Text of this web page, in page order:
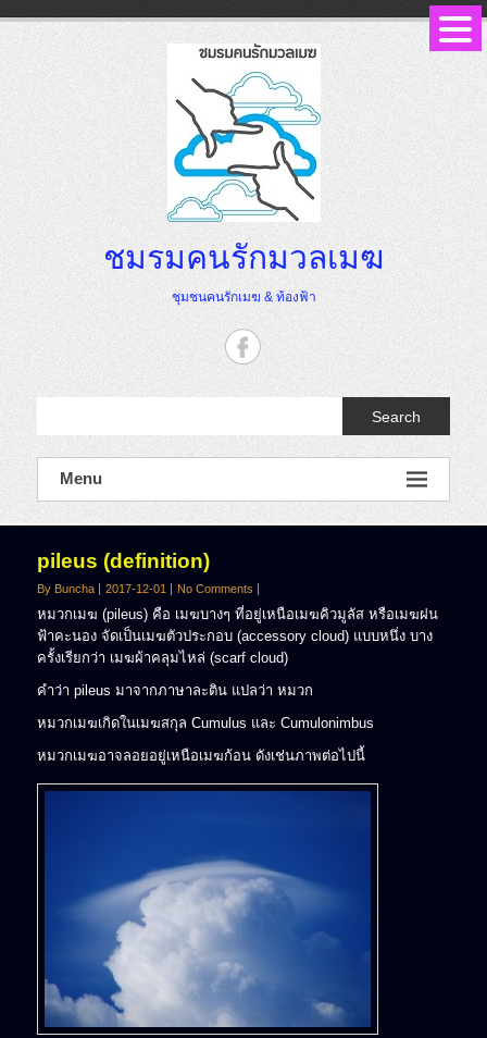
ชมรมคนรักมวลเมฆ
ชุมชนคนรักเมฆ & ท้องฟ้า
Search
Menu
pileus (definition)
By Buncha 2017-12-01 No Comments
หมวกเมฆ (pileus) คือ เมฆบางๆ ที่อยู่เหนือเมฆคิวมูลัส หรือเมฆฝน
ฟ้าคะนอง จัดเป็นเมฆตัวประกอบ (accessory cloud) แบบหนึ่ง บาง
ครั้งเรียกว่า เมฆผ้าคลุมไหล่ (scarf cloud)
คำว่า pileus มาจากภาษาละติน แปลว่า หมวก
หมวกเมฆเกิดในเมฆสกุล Cumulus และ Cumulonimbus
หมวกเมฆอาจลอยอยู่เหนือเมฆก้อน ดังเช่นภาพต่อไปนี้